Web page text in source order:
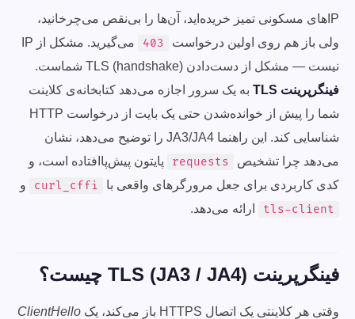
IPهای مسکونی تمیز خریده‌اید، آن‌ها را بی‌نقص می‌چرخانید،
ولی باز هم روی اولین درخواست
403
می‌گیرید. مشکل از IP
نیست — مشکل از دست‌دادن (handshake) TLS شماست.
فینگرپرینت TLS
به یک سرور اجازه می‌دهد کتابخانه‌ی کلاینت
شما را پیش از خوانده‌شدن حتی یک بایت از درخواست HTTP
شناسایی کند. این راهنما JA3/JA4 را توضیح می‌دهد، نشان
می‌دهد چرا تشخیص
requests
پایتون پیش‌پاافتاده است، و
کدی کاربردی برای جعل مرورگرهای واقعی با
curl_cffi
و
tls-client
ارائه می‌دهد.
فینگرپرینت TLS (JA3 / JA4) چیست؟
وقتی هر کلاینتی یک اتصال HTTPS باز می‌کند، یک
ClientHello